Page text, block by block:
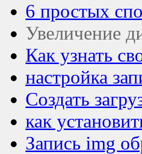
6 простых
Увеличение
Как узнать
настройка
Создать
как
Запись img